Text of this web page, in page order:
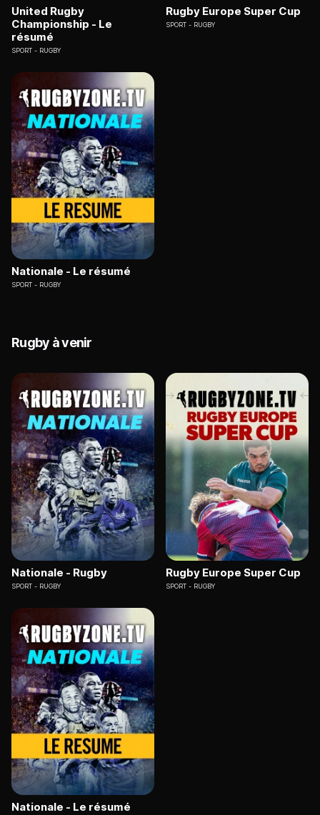
United Rugby
Championship - Le
résumé
SPORT RUGBY
Rugby Europe Super Cup
SPORT RUGBY
Nationale - Le résumé
SPORT RUGBY
Rugby à venir
Nationale - Rugby
SPORT RUGBY
Rugby Europe Super Cup
SPORT RUGBY
Nationale - Le résumé